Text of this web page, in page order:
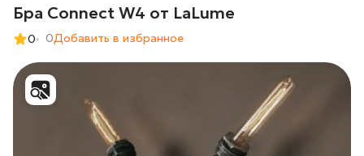
Бра Connect W4 от LaLume
0 0Добавить в избранное